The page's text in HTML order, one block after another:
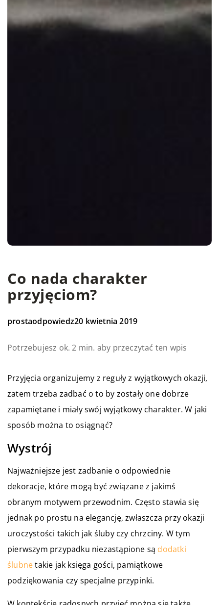
Co nada charakter
przyjęciom?
prostaodpowiedz20 kwietnia 2019
Potrzebujesz ok. 2 min. aby przeczytać ten wpis
Przyjęcia organizujemy z reguły z wyjątkowych okazji,
zatem trzeba zadbać o to by zostały one dobrze
zapamiętane i miały swój wyjątkowy charakter. W jaki
sposób można to osiągnąć?
Wystrój
Najważniejsze jest zadbanie o odpowiednie
dekoracje, które mogą być związane z jakimś
obranym motywem przewodnim. Często stawia się
jednak po prostu na elegancję, zwłaszcza przy okazji
uroczystości takich jak śluby czy chrzciny. W tym
pierwszym przypadku niezastąpione są dodatki
ślubnetakie jak księga gości, pamiątkowe
podziękowania czy specjalne przypinki.